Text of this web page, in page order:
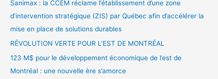
Sanimax : la CCEM réclame l’établissement d’une zone
d’intervention stratégique (ZIS) par Québec afin d’accélérer la
mise en place de solutions durables
RÉVOLUTION VERTE POUR L’EST DE MONTRÉAL
123 M$ pour le développement économique de l’est de
Montréal : une nouvelle ère s’amorce